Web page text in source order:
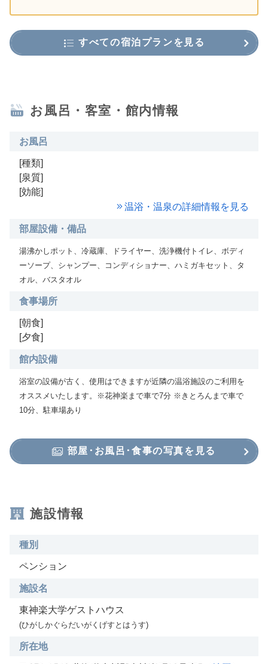
すべての宿泊プランを見る
お風呂・客室・館内情報
お風呂
[種類]
[泉質]
[効能]
温浴・温泉の詳細情報を見る
部屋設備・備品
湯沸かしポット、冷蔵庫、ドライヤー、洗浄機付トイレ、ボディ
ーソープ、シャンプー、コンディショナー、ハミガキセット、タ
オル、バスタオル
食事場所
[朝食]
[夕食]
館内設備
浴室の設備が古く、使用はできますが近隣の温浴施設のご利用を
オススメいたします。※花神楽まで車で7分 ※きとろんまで車で
10分、駐車場あり
部屋･お風呂･食事の写真を見る
施設情報
種別
ペンション
施設名
東神楽大学ゲストハウス
(ひがしかぐらだいがくげすとはうす)
所在地